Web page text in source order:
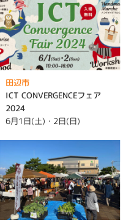
田辺市
ICT CONVERGENCEフェア
2024
6月1日(土)・2日(日)